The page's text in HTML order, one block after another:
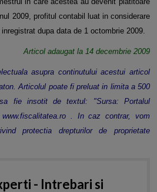
2009, profitul contabil luat in considerare
dupa data de 1 octombrie 2009.
Articol adaugat la 14 decembrie 2009
asupra continutului acestui articol
Articolul poate fi preluat in limita a 500
fie insotit de textul: "Sursa: Portalul
. In caz contrar, vom
protectia drepturilor de proprietate
- Intrebari si